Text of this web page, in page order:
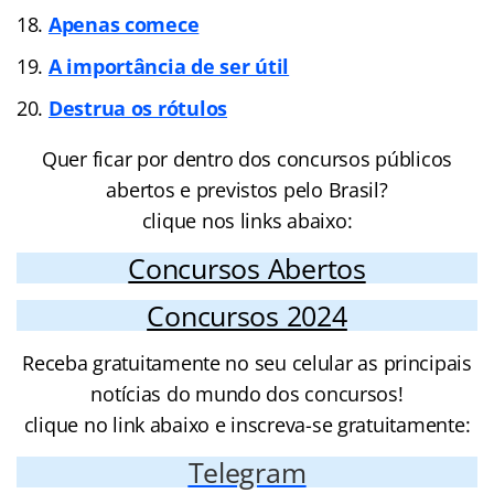
Apenas comece
A importância de ser útil
Destrua os rótulos
Quer ficar por dentro dos concursos públicos
abertos e previstos pelo Brasil?
clique nos links abaixo:
Concursos Abertos
Concursos 2024
Receba gratuitamente no seu celular as principais
notícias do mundo dos concursos!
clique no link abaixo e inscreva-se gratuitamente:
Telegram